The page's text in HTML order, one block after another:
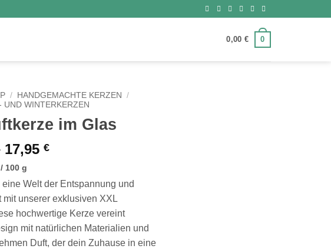
0,00 € 0
/ HANDGEMACHTE KERZEN
/
UND WINTERKERZEN
im Glas
17,95 €
/ 100 g
Welt der Entspannung und
mit unserer exklusiven XXL
hochwertige Kerze vereint
mit natürlichen Materialien und
Duft, der dein Zuhause in eine